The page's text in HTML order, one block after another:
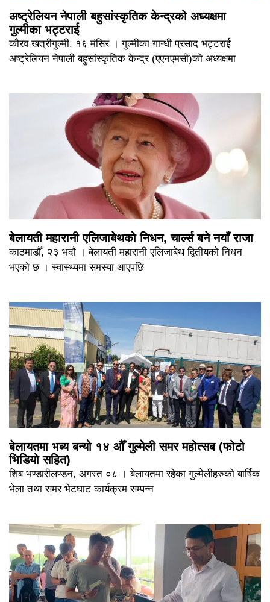
अष्ट्रेलियन नेपाली बहुसांस्कृतिक केन्द्रको अध्यक्षमा
गुल्मीका भट्टराई
कौरव खत्रीगुल्मी, १६ मंसिर । गुल्मीका गान्धी प्रसाद भट्टराई
अष्ट्रेलियन नेपाली बहुसांस्कृतिक केन्द्र (एएनएमसी)को अध्यक्षमा
बेलायती महारानी एलिजाबेथको निधन, चार्ल्स बने नयाँ राजा
काठमाडौँ, २३ भदौ । बेलायती महारानी एलिजाबेथ द्वितीयको निधन
भएको छ । स्वास्थ्यमा समस्या आएपछि
बेलायतमा भब्य बन्यो १४ औँ गुल्मेली समर महोत्सब (फोटो
भिडियो सहित)
शिब भण्डारीलण्डन, अगस्त ०८ । बेलायतमा रहेका गुल्मेलीहरुको बार्षिक
भेला तथा समर भेटघाट कार्यक्रम सम्पन्न